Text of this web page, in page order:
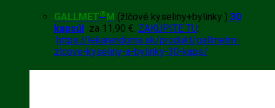
GALLMET®M (žlčové kyseliny+bylinky ) 30
kapsúl za 11,90 €. ZAKÚPITE TU:
https://lekarendoma.sk/produkt/gallmetm-
zlcove-kyseliny-a-bylinky-30-kaps/